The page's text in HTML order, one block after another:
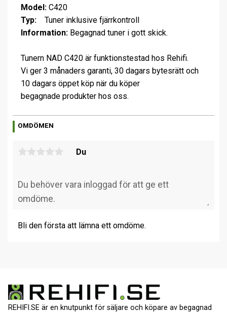
Model: C420
Typ: Tuner inklusive fjärrkontroll
Information: Begagnad tuner i gott skick.
Tunern NAD C420 är funktionstestad hos Rehifi.
Vi ger 3 månaders garanti, 30 dagars bytesrätt och
10 dagars öppet köp när du köper
begagnade produkter hos oss.
OMDÖMEN
Du
Bli den första att lämna ett omdöme.
REHIFI.SE är en knutpunkt för säljare och köpare av begagnad